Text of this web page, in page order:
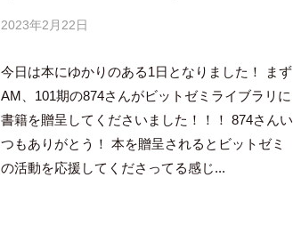
2023年2月22日
吉
田
豪
今日は本にゆかりのある1日となりました！ まず
AM、101期の874さんがビットゼミライブラリに
書籍を贈呈してくださいました！！！ 874さんい
つもありがとう！ 本を贈呈されるとビットゼミ
の活動を応援してくださってる感じ...